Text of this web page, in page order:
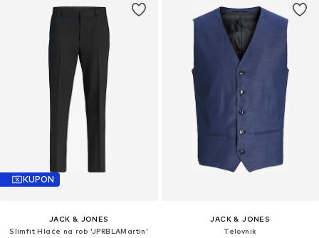
KUPON
JACK & JONES
Slimfit Hlače na rob 'JPRBLAMartin'
JACK & JONES
Telovnik